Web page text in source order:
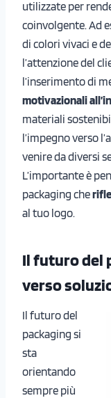
utilizzate per
coinvolgente. Ad
di colori vivaci e
l’attenzione del
l’inserimento di
motivazionali
materiali
l’impegno verso
venire da diversi
L’importante è
packaging che
al tuo logo.
Il futuro del
verso
Il futuro del
packaging si
sta
orientando
sempre più